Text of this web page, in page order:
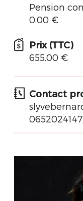
Pension
0.00 €
Prix (TTC)
655.00 €
Contact
0652024147